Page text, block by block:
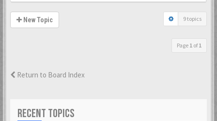
New Topic 9 topics
Page 1 of1
Return to Board Index
RECENT TOPICS